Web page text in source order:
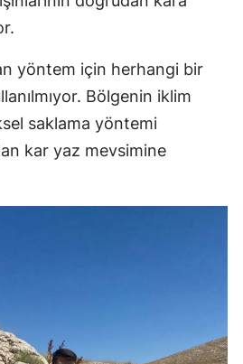
yöntem için herhangi bir
Bölgenin iklim
saklama yöntemi
kar yaz mevsimine